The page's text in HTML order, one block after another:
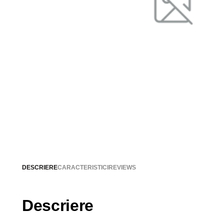
DESCRIERECARACTERISTICI REVIEWS
Descriere